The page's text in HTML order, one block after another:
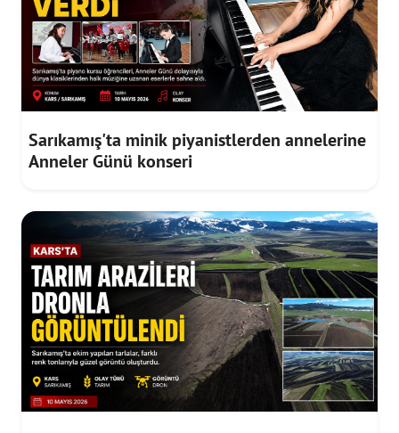
Sarıkamış'ta minik piyanistlerden annelerine
Anneler Günü konseri